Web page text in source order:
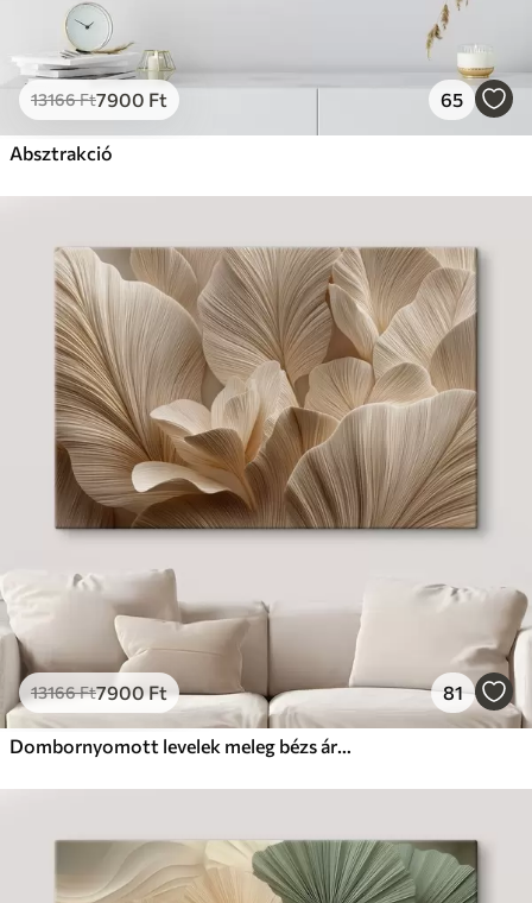
13166Ft7900 Ft 65
Absztrakció
13166Ft7900 Ft 81
Dombornyomott levelek meleg bézs árnyalatokban